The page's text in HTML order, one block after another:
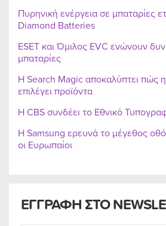
ΕΓΓΡΑΦΗ ΣΤΟ
Πυρηνική ενέργεια σε μπαταρίες
Diamond Batteries
ESET και Όμιλος EVC ενώνουν
μπαταρίες
Η Search Magic αποκαλύπτει πώς
επιλέγει προϊόντα
Η CBS συνδέει το Εθνικό
Η Samsung ερευνά το μέγεθος
οι Ευρωπαίοι